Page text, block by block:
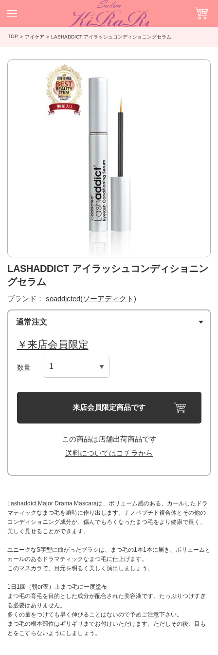
TOP アイケア LASHADDICT アイラッシュコンディショニングセラム
LASHADDICT アイラッシュコンディショニン
グセラム
ブランド： soaddicted(ソーアディクト)
通常注文
￥来店会員限定
数量
来店会員限定商品です
この商品は店舗出荷商品です
送料についてはコチラから
Lashaddict Major Drama Mascaraは、ボリューム感のある、カールしたドラ
マティックなまつ毛を瞬時に作り出します。ナノペプチド複合体とその他の
コンディショニング成分が、傷んでもろくなったまつ毛をより健康で長く、
美しく見せることができます。
ユニークなS字型に曲がったブラシは、まつ毛の1本1本に届き、ボリュームと
カールのあるドラマティックなまつ毛に仕上げます。
このマスカラで、目元を明るく美しく演出しましょう。
1日1回（朝or夜）上まつ毛に一度塗布
まつ毛の育毛を目的とした成分が配合された美容液です。たっぷりつけすぎ
る必要はありません。
多くの量をつけても早く伸びることはないので予めご注意下さい。
まつ毛の根本部位はギリギリまでお付けいただけます。ただしその後、目も
とをこすらないようにしましょう。